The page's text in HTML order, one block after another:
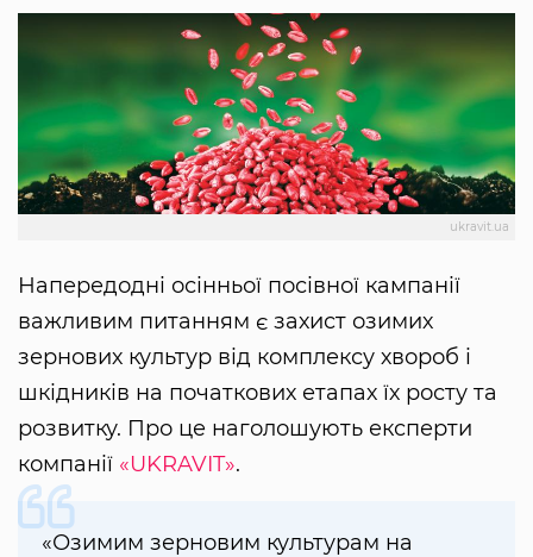
ukravit.ua
Напередодні осінньої посівної кампанії
важливим питанням є захист озимих
зернових культур від комплексу хвороб і
шкідників на початкових етапах їх росту та
розвитку. Про це наголошують експерти
компанії «UKRAVIT».
«Озимим зерновим культурам на